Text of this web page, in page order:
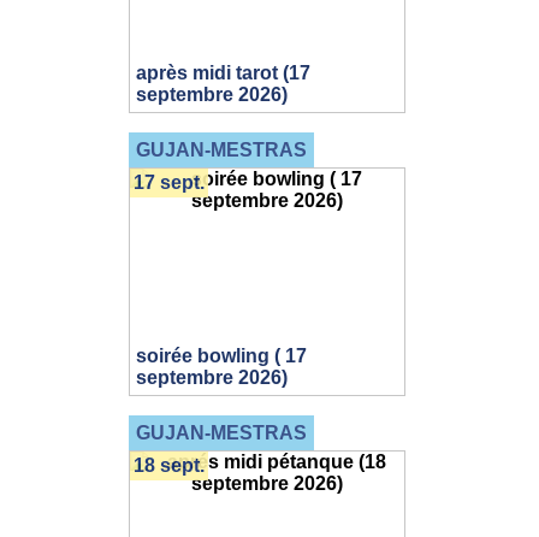
après midi tarot (17
septembre 2026)
GUJAN-MESTRAS
soirée bowling ( 17
septembre 2026)
17 sept.
GUJAN-MESTRAS
18 sept.